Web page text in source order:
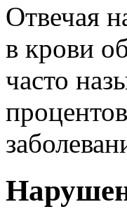
Отвечая
в крови
часто